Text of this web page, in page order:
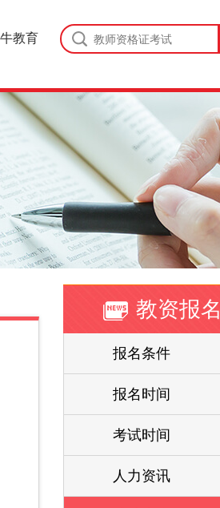
教育
教资报名
报名条件
报名时间
考试时间
人力资讯